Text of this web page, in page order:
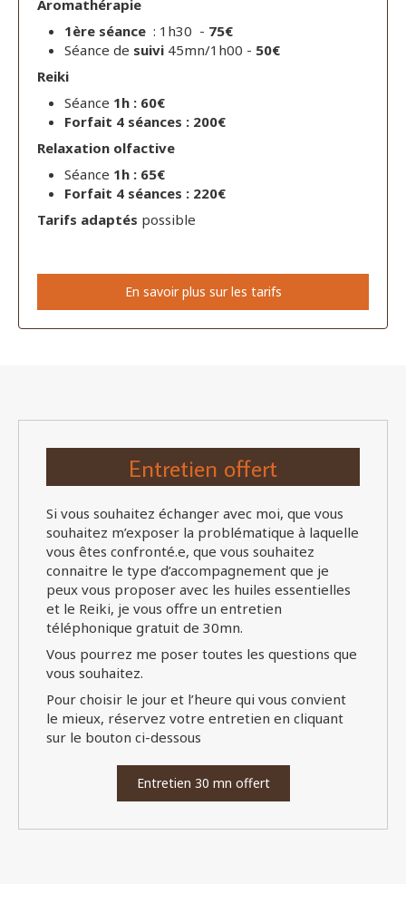
Aromathérapie
1ère séance : 1h30 - 75€
Séance de suivi 45mn/1h00 - 50€
Reiki
Séance 1h : 60€
Forfait 4 séances : 200€
Relaxation olfactive
Séance 1h : 65€
Forfait 4 séances : 220€
Tarifs adaptés possible
En savoir plus sur les tarifs
Entretien offert
Si vous souhaitez échanger avec moi, que vous
souhaitez m’exposer la problématique à laquelle
vous êtes confronté.e, que vous souhaitez
connaitre le type d’accompagnement que je
peux vous proposer avec les huiles essentielles
et le Reiki, je vous offre un entretien
téléphonique gratuit de 30mn.
Vous pourrez me poser toutes les questions que
vous souhaitez.
Pour choisir le jour et l’heure qui vous convient
le mieux, réservez votre entretien en cliquant
sur le bouton ci-dessous
Entretien 30 mn offert